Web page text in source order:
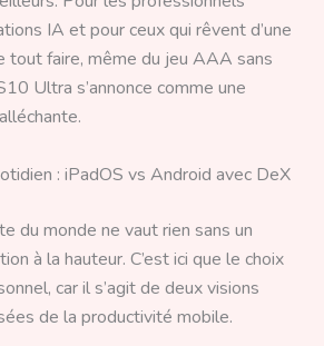
IA et pour ceux qui rêvent d’une
tout faire, même du jeu AAA sans
Ultra s’annonce comme une
: iPadOS vs Android avec DeX
du monde ne vaut rien sans un
à la hauteur. C’est ici que le choix
car il s’agit de deux visions
de la productivité mobile.